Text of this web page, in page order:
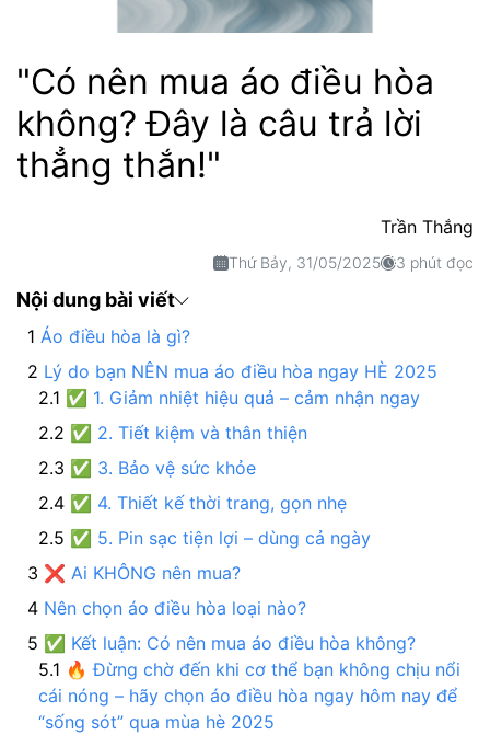
"Có nên mua áo điều hòa
không? Đây là câu trả lời
thẳng thắn!"
Trần Thắng
Thứ Bảy, 31/05/2025 3 phút đọc
Nội dung bài viết
Áo điều hòa là gì?
Lý do bạn NÊN mua áo điều hòa ngay HÈ 2025
✅ 1. Giảm nhiệt hiệu quả – cảm nhận ngay
✅ 2. Tiết kiệm và thân thiện
✅ 3. Bảo vệ sức khỏe
✅ 4. Thiết kế thời trang, gọn nhẹ
✅ 5. Pin sạc tiện lợi – dùng cả ngày
❌ Ai KHÔNG nên mua?
Nên chọn áo điều hòa loại nào?
✅ Kết luận: Có nên mua áo điều hòa không?
🔥 Đừng chờ đến khi cơ thể bạn không chịu nổi
cái nóng – hãy chọn áo điều hòa ngay hôm nay để
“sống sót” qua mùa hè 2025